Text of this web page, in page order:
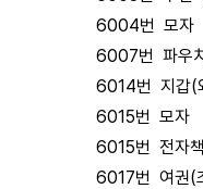
6004번 모자
6007번 파우
6014번 지갑(
6015번 모자
6015번 전자책
6017번 여권(